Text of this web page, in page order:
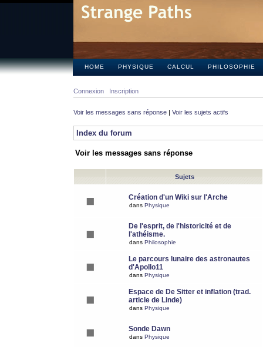
HOME PHYSIQUE CALCUL PHILOSOPHIE
Connexion Inscription
Voir les messages sans réponse | Voir les sujets actifs
Index du forum
Voir les messages sans réponse
Sujets
Création d'un Wiki sur l'Arche
dans Physique
De l'esprit, de l'historicité et de
l'athéisme.
dans Philosophie
Le parcours lunaire des astronautes
d'Apollo11
dans Physique
Espace de De Sitter et inflation (trad.
article de Linde)
dans Physique
Sonde Dawn
dans Physique